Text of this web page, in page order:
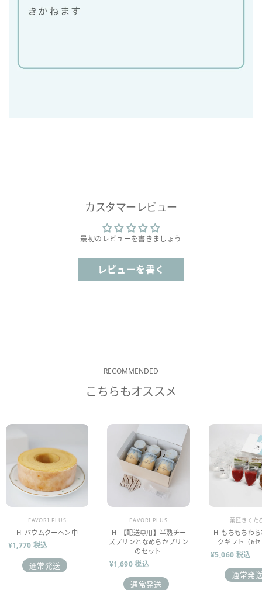
カスタマーレビュー
最初のレビューを書きましょう
レビューを書く
RECOMMENDED
こちらもオススメ
販売業者
FAVORI PLUS
H_バウムクーヘン中
¥1,770 税込
通常発送
販売業者
FAVORI PLUS
H_【配送専用】半熟チー
ズプリンとなめらかプリン
のセット
¥1,690 税込
通常発送
販売業者
菓匠きくた
H_もちもちわ
クギフト（6
¥5,060 税込
通常発